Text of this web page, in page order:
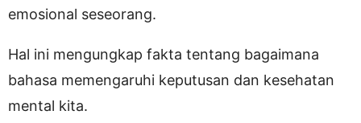
emosional seseorang.
Hal ini mengungkap fakta tentang bagaimana
bahasa memengaruhi keputusan dan kesehatan
mental kita.